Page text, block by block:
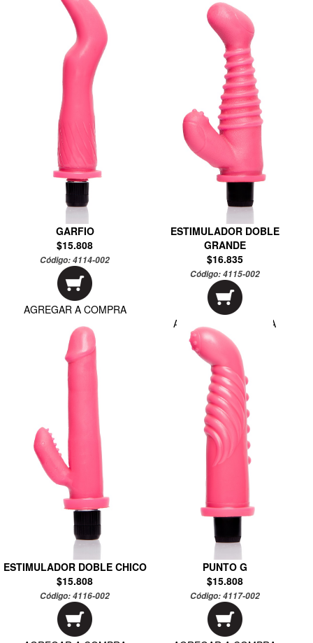
GARFIO
$15.808
Código:4114-002
AGREGAR A COMPRA
ESTIMULADOR DOBLE
GRANDE
$16.835
Código:4115-002
AGREGAR A COMPRA
ESTIMULADOR DOBLE CHICO
$15.808
Código:4116-002
PUNTO G
$15.808
Código:4117-002